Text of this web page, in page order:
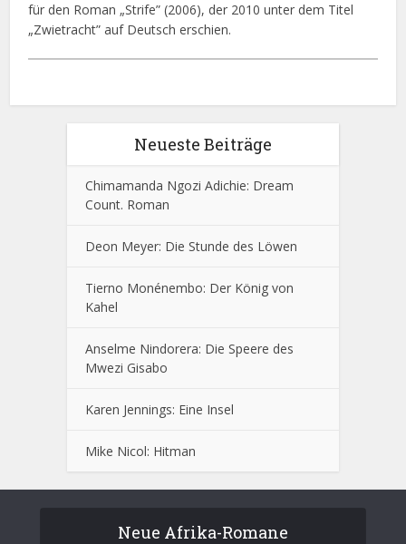
für den Roman „Strife” (2006), der 2010 unter dem Titel
„Zwietracht” auf Deutsch erschien.
Neueste Beiträge
Chimamanda Ngozi Adichie: Dream
Count. Roman
Deon Meyer: Die Stunde des Löwen
Tierno Monénembo: Der König von
Kahel
Anselme Nindorera: Die Speere des
Mwezi Gisabo
Karen Jennings: Eine Insel
Mike Nicol: Hitman
Neue Afrika-Romane